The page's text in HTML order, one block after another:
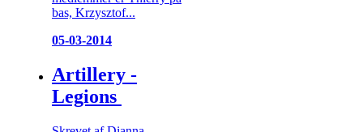
bas, Krzysztof...
05-03-2014
Artillery -
Legions